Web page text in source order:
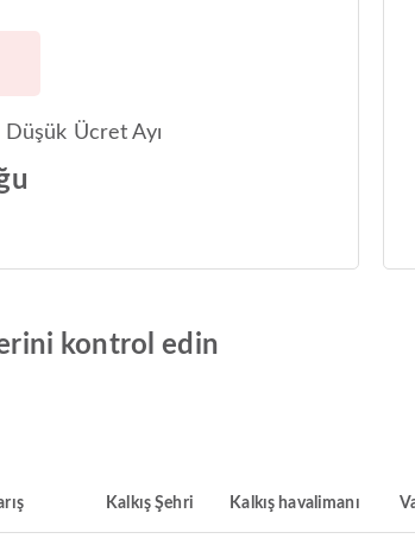
Düşük Ücret Ayı
kontrol edin
Kalkış Şehri Kalkış havalimanı